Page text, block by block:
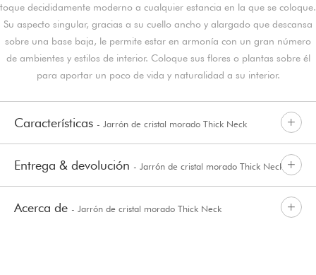
toque decididamente moderno a cualquier estancia en la que se coloque.
Su aspecto singular, gracias a su cuello ancho y alargado que descansa
sobre una base baja, le permite estar en armonía con un gran número
de ambientes y estilos de interior. Coloque sus flores o plantas sobre él
para aportar un poco de vida y naturalidad a su interior.
Características - Jarrón de cristal morado Thick Neck
Entrega & devolución - Jarrón de cristal morado Thick Neck
Acerca de - Jarrón de cristal morado Thick Neck